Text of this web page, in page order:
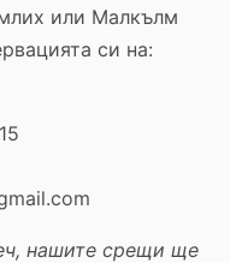
или Малкълм
си на:
нашите срещи ще